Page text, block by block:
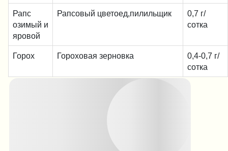
Рапс
озимый и
яровой
Рапсовый цветоед,пилильщик
0,7 г/
сотка
Горох Гороховая зерновка
0,4-0,7 г/
сотка